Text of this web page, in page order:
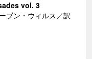
vol. 3
ブン・ウィルス／訳